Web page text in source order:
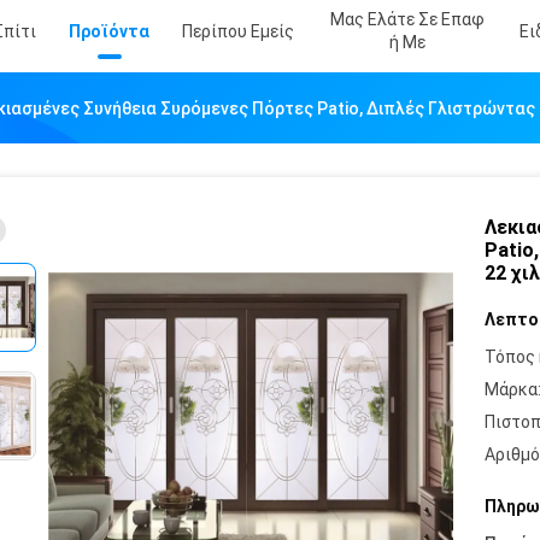
Προϊόντα Περίπου Εμείς
Μας Ελάτε Σε Επαφ
Ή Με
Συνήθεια Συρόμενες Πόρτες Patio, Διπλές Γλιστρώντας
22
Τόπος
Μάρκα: